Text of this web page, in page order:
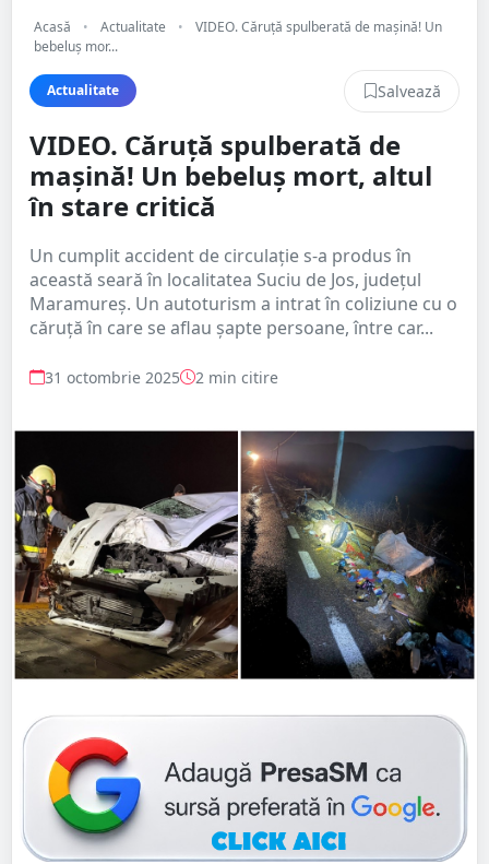
Acasă • Actualitate •
VIDEO. Căruță spulberată de mașină! Un
bebeluș mor...
Actualitate Salvează
VIDEO. Căruță spulberată de
mașină! Un bebeluș mort, altul
în stare critică
Un cumplit accident de circulație s-a produs în
această seară în localitatea Suciu de Jos, județul
Maramureș. Un autoturism a intrat în coliziune cu o
căruță în care se aflau șapte persoane, între car...
31 octombrie 2025 2 min citire